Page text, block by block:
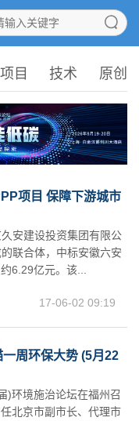
项目 技术 原创
项目 保障下游城市
安建设投资集团有限公
联合体，中标安徽六安
6.29亿元。该...
17-06-02 09:19
周环保大势 (5月22
)环境施治论坛在福州召
北京市副市长、代理市